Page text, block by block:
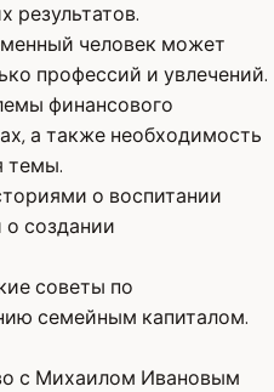
результатов.
человек может
профессий и увлечений.
финансового
а также необходимость
темы.
о воспитании
о создании
советы по
семейным капиталом.
с Михаилом Ивановым